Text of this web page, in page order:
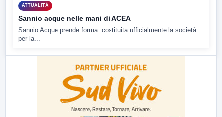
ATTUALITÀ
Sannio acque nelle mani di ACEA
Sannio Acque prende forma: costituita ufficialmente la società
per la...